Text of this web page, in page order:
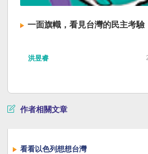
一面旗幟，看見台灣的民主考驗
洪昱睿
作者相關文章
看看以色列想想台灣